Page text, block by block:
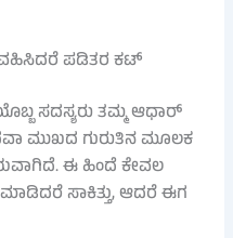
ವಹಿಸಿದರೆ ಪಡಿತರ ಕಟ್
ಸದಸ್ಯರು ತಮ್ಮ ಆಧಾರ್
ಮುಖದ ಗುರುತಿನ ಮೂಲಕ
ಈ ಹಿಂದೆ ಕೇವಲ
ಮಾಡಿದರೆ ಸಾಕಿತ್ತು, ಆದರೆ ಈಗ